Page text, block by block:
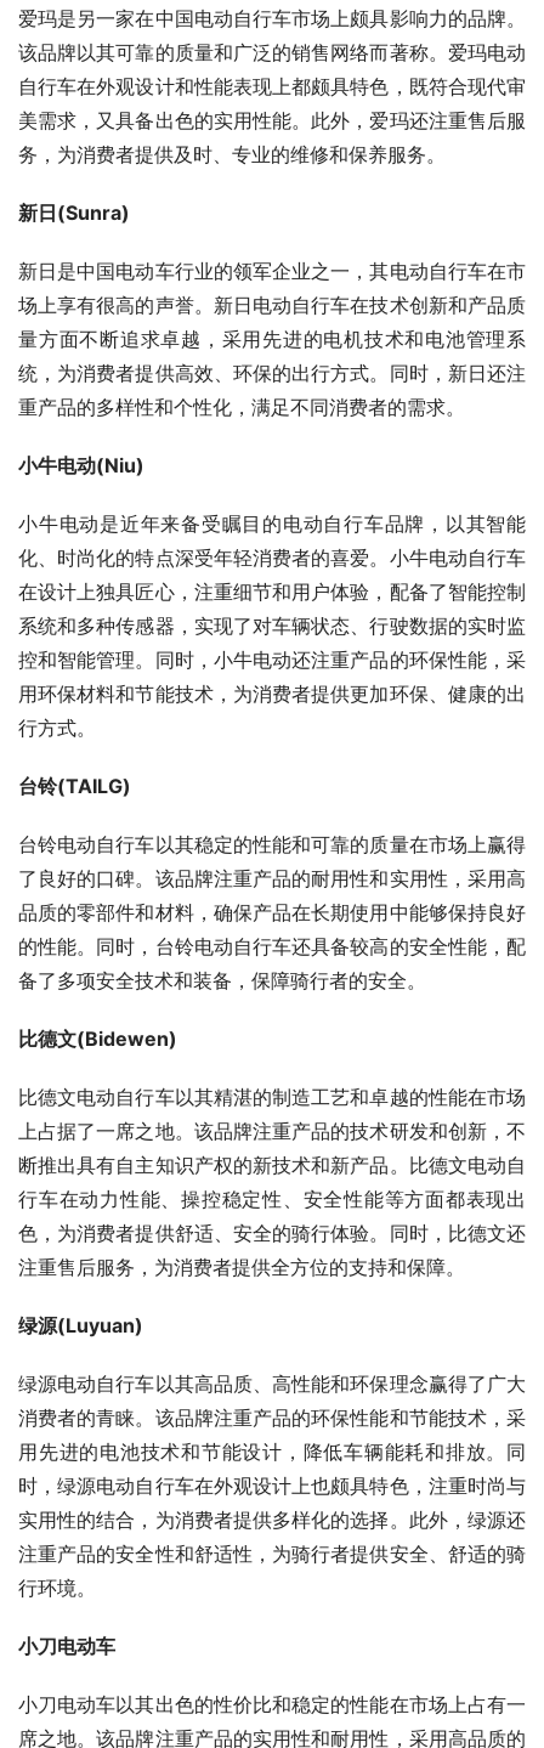
爱玛是另一家在中国电动自行车市场上颇具影响力的品牌。
该品牌以其可靠的质量和广泛的销售网络而著称。爱玛电动
自行车在外观设计和性能表现上都颇具特色，既符合现代审
美需求，又具备出色的实用性能。此外，爱玛还注重售后服
务，为消费者提供及时、专业的维修和保养服务。
新日(Sunra)
新日是中国电动车行业的领军企业之一，其电动自行车在市
场上享有很高的声誉。新日电动自行车在技术创新和产品质
量方面不断追求卓越，采用先进的电机技术和电池管理系
统，为消费者提供高效、环保的出行方式。同时，新日还注
重产品的多样性和个性化，满足不同消费者的需求。
小牛电动(Niu)
小牛电动是近年来备受瞩目的电动自行车品牌，以其智能
化、时尚化的特点深受年轻消费者的喜爱。小牛电动自行车
在设计上独具匠心，注重细节和用户体验，配备了智能控制
系统和多种传感器，实现了对车辆状态、行驶数据的实时监
控和智能管理。同时，小牛电动还注重产品的环保性能，采
用环保材料和节能技术，为消费者提供更加环保、健康的出
行方式。
台铃(TAILG)
台铃电动自行车以其稳定的性能和可靠的质量在市场上赢得
了良好的口碑。该品牌注重产品的耐用性和实用性，采用高
品质的零部件和材料，确保产品在长期使用中能够保持良好
的性能。同时，台铃电动自行车还具备较高的安全性能，配
备了多项安全技术和装备，保障骑行者的安全。
比德文(Bidewen)
比德文电动自行车以其精湛的制造工艺和卓越的性能在市场
上占据了一席之地。该品牌注重产品的技术研发和创新，不
断推出具有自主知识产权的新技术和新产品。比德文电动自
行车在动力性能、操控稳定性、安全性能等方面都表现出
色，为消费者提供舒适、安全的骑行体验。同时，比德文还
注重售后服务，为消费者提供全方位的支持和保障。
绿源(Luyuan)
绿源电动自行车以其高品质、高性能和环保理念赢得了广大
消费者的青睐。该品牌注重产品的环保性能和节能技术，采
用先进的电池技术和节能设计，降低车辆能耗和排放。同
时，绿源电动自行车在外观设计上也颇具特色，注重时尚与
实用性的结合，为消费者提供多样化的选择。此外，绿源还
注重产品的安全性和舒适性，为骑行者提供安全、舒适的骑
行环境。
小刀电动车
小刀电动车以其出色的性价比和稳定的性能在市场上占有一
席之地。该品牌注重产品的实用性和耐用性，采用高品质的